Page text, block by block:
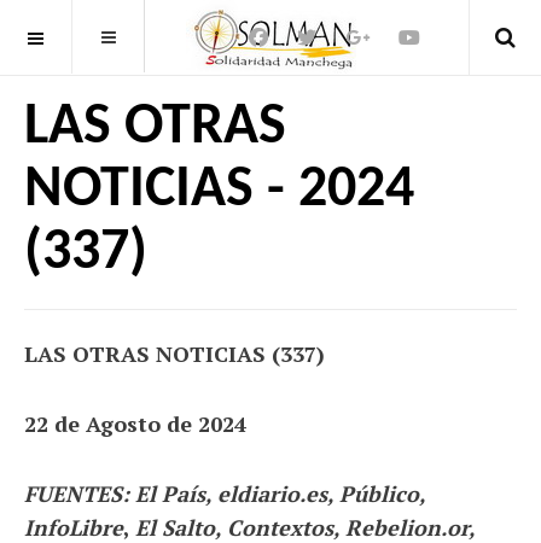
OFF CANVAS
LAS OTRAS
NOTICIAS - 2024
(337)
LAS OTRAS NOTICIAS (337)
22 de Agosto de 2024
FUENTES: El País, eldiario.es, Público,
InfoLibre, El Salto, Contextos, Rebelion.or,